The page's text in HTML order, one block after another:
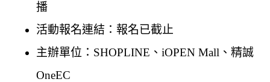
播
活動報名連結：報名已截止
主辦單位：SHOPLINE、iOPEN Mall、精誠
OneEC